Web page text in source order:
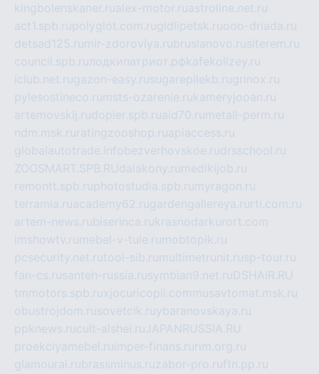
kingbolenskaner.rualex-motor.ruastroline.net.ru
act1.spb.rupolyglot.com.rugidlipetsk.ruooo-driada.ru
detsad125.ru mir-zdoroviya.rubruslanovo.rusiterem.ru
council.spb.ruлодкипатриот.рфkafekolizey.ru
iclub.net.rugazon-easy.rusugarepilekb.rugrinox.ru
pylesostineco.ru msts-ozarenie.rukameryjooan.ru
artemovskij.rudopler.spb.ruaid70.ru metall-perm.ru
ndm.msk.ru ratingzooshop.ruapiaccess.ru
globalautotrade.info bezverhovskoe.rudrsschool.ru
ZOOSMART.SPB.RUdalakony.ru medikijob.ru
remontt.spb.ruphotostudia.spb.ru myragon.ru
terramia.ruacademy62.rugardengallereya.ru rti.com.ru
artem-news.rubiserinca.rukrasnodarkurort.com
imshowtv.ru mebel-v-tule.ru mobtopik.ru
pcsecurity.net.rutool-sib.ru multimetrunit.rusp-tour.ru
fan-cs.rusanteh-russia.rusymbian9.net.ruDSHAIR.RU
tmmotors.spb.ruxjocuricopii.com musavtomat.msk.ru
obustrojdom.rusovetcik.ruybaranovskaya.ru
ppknews.rucult-alshei.ruJAPANRUSSIA.RU
proekciyamebel.ru imper-finans.ru rim.org.ru
glamourai.rubrassminus.ruzabor-pro.ruftn.pp.ru